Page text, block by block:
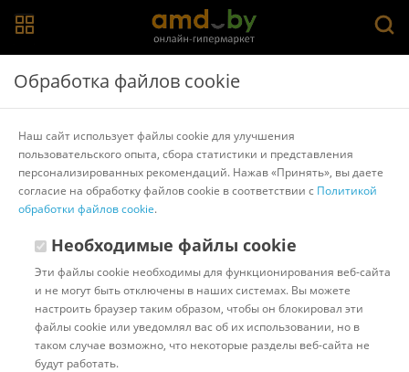
Главная > Каталог товаров
Подставки для ноутбуков,
телефонов, планшетов > Defender
Подставка Defender NS-516
Другие товары Defender
Обработка файлов cookie
Наш сайт использует файлы cookie для улучшения
пользовательского опыта, сбора статистики и представления
персонализированных рекомендаций. Нажав «Принять», вы даете
согласие на обработку файлов cookie в соответствии с Политикой
обработки файлов cookie.
Необходимые файлы cookie
Эти файлы cookie необходимы для функционирования веб-сайта
и не могут быть отключены в наших системах. Вы можете
настроить браузер таким образом, чтобы он блокировал эти
файлы cookie или уведомлял вас об их использовании, но в
таком случае возможно, что некоторые разделы веб-сайта не
будут работать.